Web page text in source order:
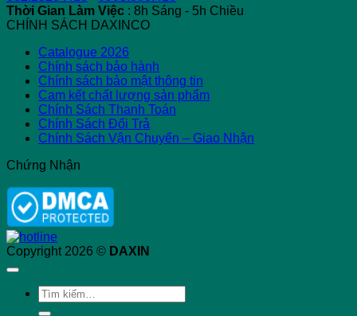
Thời Gian Làm Việc : 8h Sáng - 5h Chiều
CHÍNH SÁCH DAXINCO
Catalogue 2026
Chính sách bảo hành
Chính sách bảo mật thông tin
Cam kết chất lượng sản phẩm
Chính Sách Thanh Toán
Chính Sách Đổi Trả
Chính Sách Vận Chuyển – Giao Nhận
Chứng Nhận
Copyright 2026 © DAXIN
Tìm
kiếm: